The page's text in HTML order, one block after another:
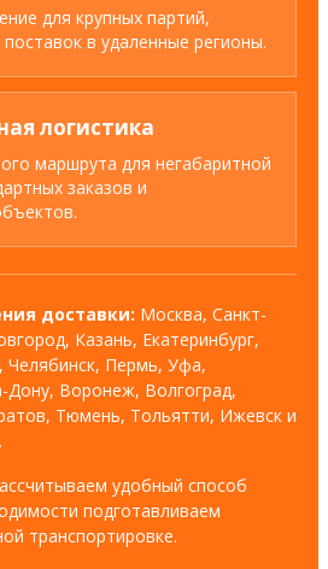
для крупных партий,
в удаленные регионы.
логистика
маршрута для негабаритной
заказов и
доставки: Москва, Санкт-
Казань, Екатеринбург,
Челябинск, Пермь, Уфа,
Дону, Воронеж, Волгоград,
Тюмень, Тольятти, Ижевск и
удобный способ
подготавливаем
транспортировке.